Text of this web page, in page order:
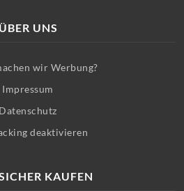
ÜBER UNS
wir Werbung?
Impressum
Datenschutz
deaktivieren
KAUFEN